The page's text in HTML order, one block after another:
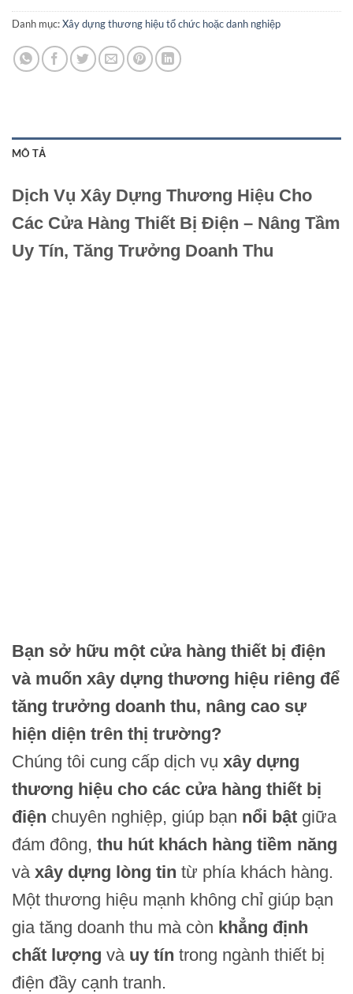
Danh mục:Xây dựng thương hiệu tổ chức hoặc danh nghiệp
MÔ TẢ
Dịch Vụ Xây Dựng Thương Hiệu Cho
Các Cửa Hàng Thiết Bị Điện – Nâng Tầm
Uy Tín, Tăng Trưởng Doanh Thu
Bạn sở hữu một cửa hàng thiết bị điện
và muốn xây dựng thương hiệu riêng để
tăng trưởng doanh thu, nâng cao sự
hiện diện trên thị trường?
Chúng tôi cung cấp dịch vụ xây dựng
thương hiệu cho các cửa hàng thiết bị
điện chuyên nghiệp, giúp bạn nổi bật giữa
đám đông, thu hút khách hàng tiềm năng
và xây dựng lòng tin từ phía khách hàng.
Một thương hiệu mạnh không chỉ giúp bạn
gia tăng doanh thu mà còn khẳng định
chất lượng và uy tín trong ngành thiết bị
điện đầy cạnh tranh.